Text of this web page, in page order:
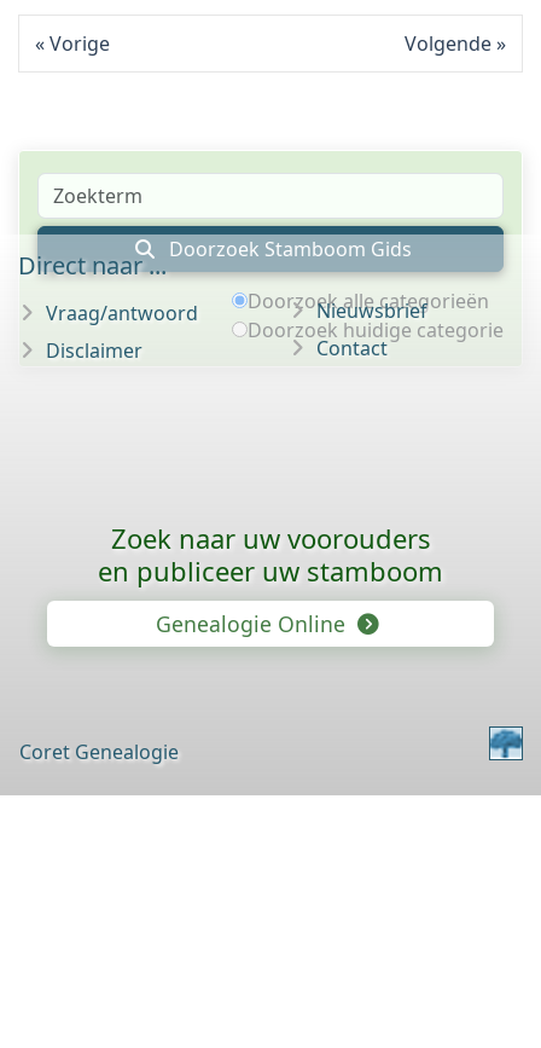
Vorige Volgende
Doorzoek Stamboom Gids
Doorzoek alle categorieën
Doorzoek huidige categorie
Direct naar ...
Vraag/antwoord
Disclaimer
Nieuwsbrief
Contact
Zoek naar uw voorouders
en publiceer uw stamboom
Genealogie Online
Coret Genealogie